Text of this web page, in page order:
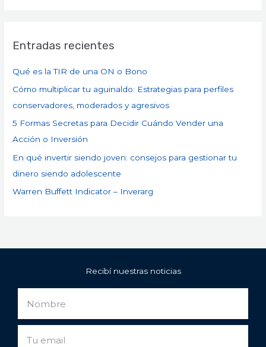
Entradas recientes
Qué es la TIR de una ON o Bono
Cómo multiplicar tu aguinaldo: Estrategias para perfiles
conservadores, moderados y agresivos
5 Formas Secretas para Decidir Cuándo Vender una
Acción o Inversión
En qué invertir siendo joven: consejos para gestionar tu
dinero siendo adolescente
Warren Buffett Indicator – Inverarg
Recibí nuestras noticias